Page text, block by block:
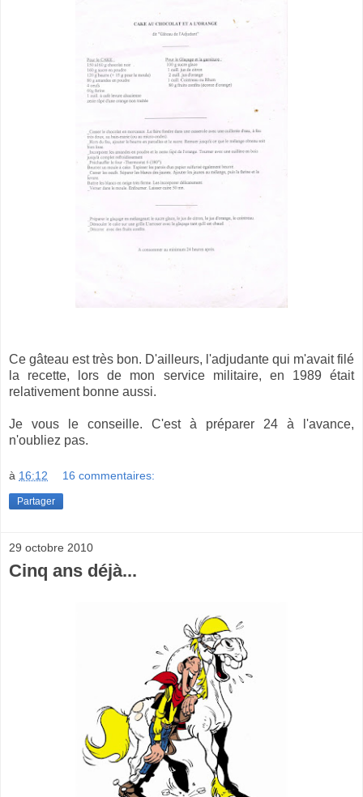
Ce gâteau est très bon. D'ailleurs, l'adjudante qui m'avait filé
la recette, lors de mon service militaire, en 1989 était
relativement bonne aussi.
Je vous le conseille. C'est à préparer 24 à l'avance,
n'oubliez pas.
à 16:12 16 commentaires:
Partager
29 octobre 2010
Cinq ans déjà...